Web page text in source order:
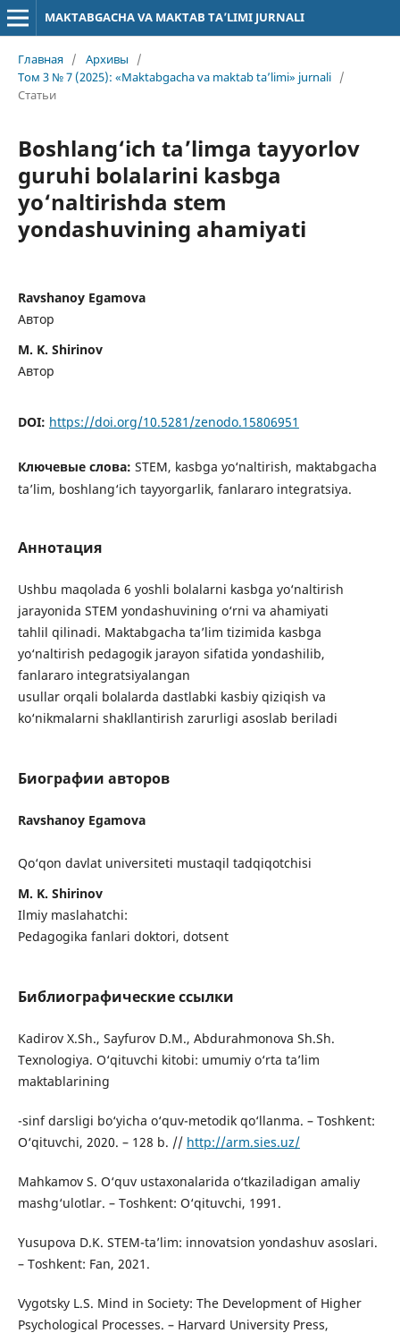
MAKTABGACHA VA MAKTAB TA’LIMI JURNALI
Главная / Архивы
/
Том 3 № 7 (2025): «Maktabgacha va maktab ta’limi» jurnali /
Статьи
Boshlang‘ich ta’limga tayyorlov
guruhi bolalarini kasbga
yo‘naltirishda stem
yondashuvining ahamiyati
Ravshanoy Egamova
Автор
M. K. Shirinov
Автор
DOI: https://doi.org/10.5281/zenodo.15806951
Ключевые слова: STEM, kasbga yo‘naltirish, maktabgacha
ta’lim, boshlang‘ich tayyorgarlik, fanlararo integratsiya.
Аннотация
Ushbu maqolada 6 yoshli bolalarni kasbga yo‘naltirish
jarayonida STEM yondashuvining o‘rni va ahamiyati
tahlil qilinadi. Maktabgacha ta’lim tizimida kasbga
yo‘naltirish pedagogik jarayon sifatida yondashilib,
fanlararo integratsiyalangan
usullar orqali bolalarda dastlabki kasbiy qiziqish va
ko‘nikmalarni shakllantirish zarurligi asoslab beriladi
Биографии авторов
Ravshanoy Egamova
Qo‘qon davlat universiteti mustaqil tadqiqotchisi
M. K. Shirinov
Ilmiy maslahatchi:
Pedagogika fanlari doktori, dotsent
Библиографические ссылки
Kadirov X.Sh., Sayfurov D.M., Abdurahmonova Sh.Sh.
Texnologiya. O‘qituvchi kitobi: umumiy o‘rta ta’lim
maktablarining
-sinf darsligi bo‘yicha o‘quv-metodik qo‘llanma. – Toshkent:
O‘qituvchi, 2020. – 128 b. // http://arm.sies.uz/
Mahkamov S. O‘quv ustaxonalarida o‘tkaziladigan amaliy
mashg‘ulotlar. – Toshkent: O‘qituvchi, 1991.
Yusupova D.K. STEM-ta’lim: innovatsion yondashuv asoslari.
– Toshkent: Fan, 2021.
Vygotsky L.S. Mind in Society: The Development of Higher
Psychological Processes. – Harvard University Press,